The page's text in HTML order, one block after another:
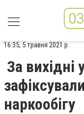
16:35, 5 травня 2021 р.
За вихідні
наркообігу